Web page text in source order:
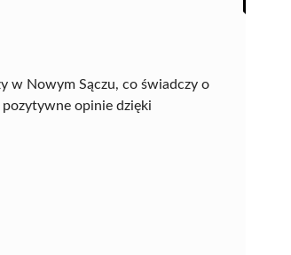
w Nowym Sączu, co świadczy o
opinie dzięki